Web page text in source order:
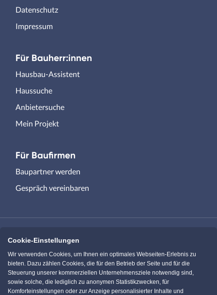
Datenschutz
Impressum
Für Bauherr:innen
Hausbau-Assistent
Haussuche
Anbietersuche
Mein Projekt
Für Baufirmen
Baupartner werden
Gespräch vereinbaren
Immowelt.de Bauen.de
Massivhaus.de Bungalow.de
Cookie-Einstellungen
Wir verwenden Cookies, um Ihnen ein optimales Webseiten-Erlebnis zu
bieten. Dazu zählen Cookies, die für den Betrieb der Seite und für die
Steuerung unserer kommerziellen Unternehmensziele notwendig sind,
sowie solche, die lediglich zu anonymen Statistikzwecken, für
Komforteinstellungen oder zur Anzeige personalisierter Inhalte und